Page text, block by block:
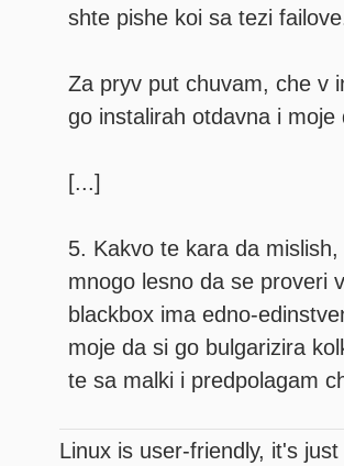
shte pishe koi sa tezi
Za pryv put chuvam, che v
go instalirah otdavna i
[...]
5. Kakvo te kara da
mnogo lesno da se proveri
blackbox ima edno-
moje da si go bulgarizira
te sa malki i predpolagam
Linux is user-friendly, it's